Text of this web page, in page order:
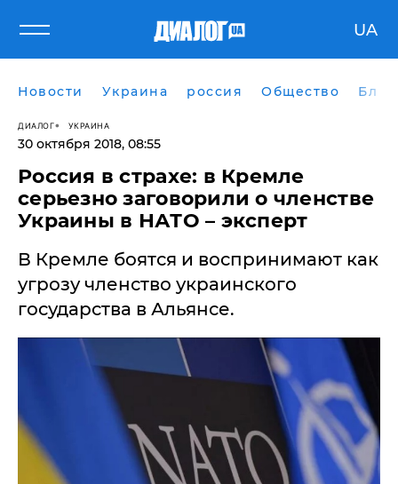
UA
Новости Украина россия Общество
ДИАЛОГ УКРАИНА
30 октября 2018, 08:55
Россия в страхе: в Кремле
серьезно заговорили о членстве
Украины в НАТО – эксперт
В Кремле боятся и воспринимают как
угрозу членство украинского
государства в Альянсе.